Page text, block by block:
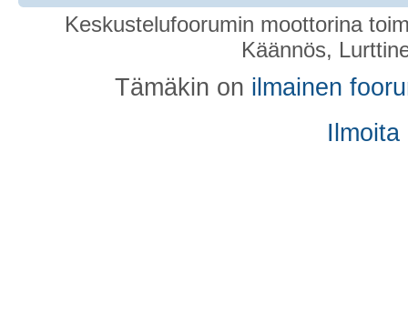
Keskustelufoorumin moottorina
Käännös,
Tämäkin on ilmainen